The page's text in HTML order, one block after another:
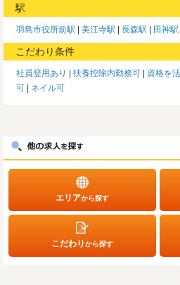
駅
羽島市役所前駅 美江寺駅 長森駅 田神駅
こだわり条件
社員登用あり 扶養控除内勤務可 資格を
可
ネイル可
エリアから探す
こだわりから探す